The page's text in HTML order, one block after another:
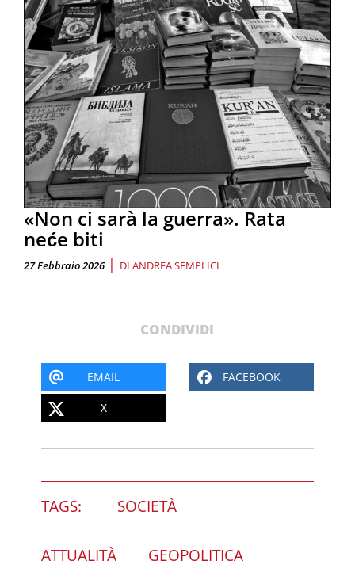
«Non ci sarà la guerra». Rata
neće biti
27 Febbraio 2026 | DI ANDREA SEMPLICI
CONDIVIDI
EMAIL FACEBOOK
X
TAGS: SOCIETÀ
ATTUALITÀ GEOPOLITICA